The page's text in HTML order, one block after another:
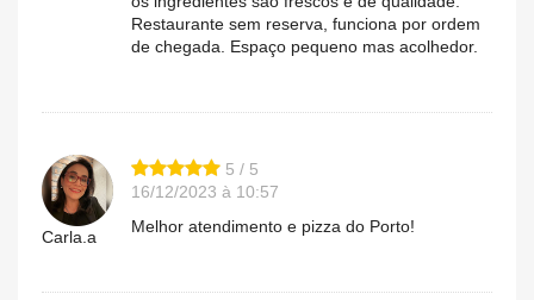
Restaurante sem reserva, funciona por ordem
de chegada. Espaço pequeno mas acolhedor.
Carla.a
5 / 5
16/12/2023 à 10:57
Melhor atendimento e pizza do Porto!